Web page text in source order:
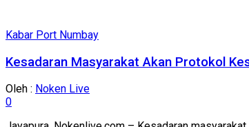
Kabar Port Numbay
Kesadaran Masyarakat Akan Protokol
Oleh : Noken Live
0